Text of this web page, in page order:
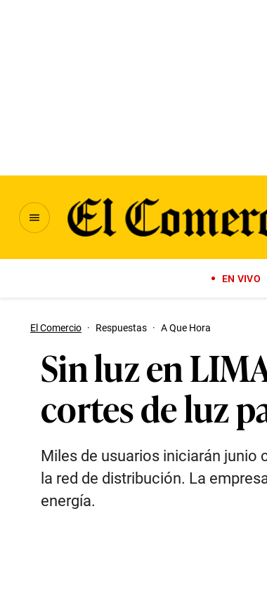
EN VIVO
El Comercio · Respuestas · A Que Hora
Sin luz en
cortes de luz
Miles de usuarios iniciarán junio
la red de distribución. La
energía.